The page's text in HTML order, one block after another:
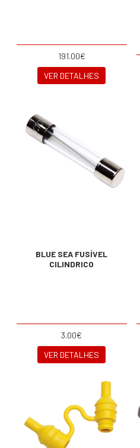
191.00€
VER DETALHES
BLUE SEA FUSÍVEL
CILINDRICO
3.00€
VER DETALHES